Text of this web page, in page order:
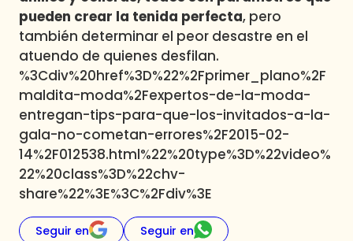
pueden crear la tenida perfecta, pero
también determinar el peor desastre en el
atuendo de quienes desfilan.
%3Cdiv%20href%3D%22%2Fprimer_plano%2F
maldita-moda%2Fexpertos-de-la-moda-
entregan-tips-para-que-los-invitados-a-la-
gala-no-cometan-errores%2F2015-02-
14%2F012538.html%22%20type%3D%22video%
22%20class%3D%22chv-
share%22%3E%3C%2Fdiv%3E
Seguir en Seguir en